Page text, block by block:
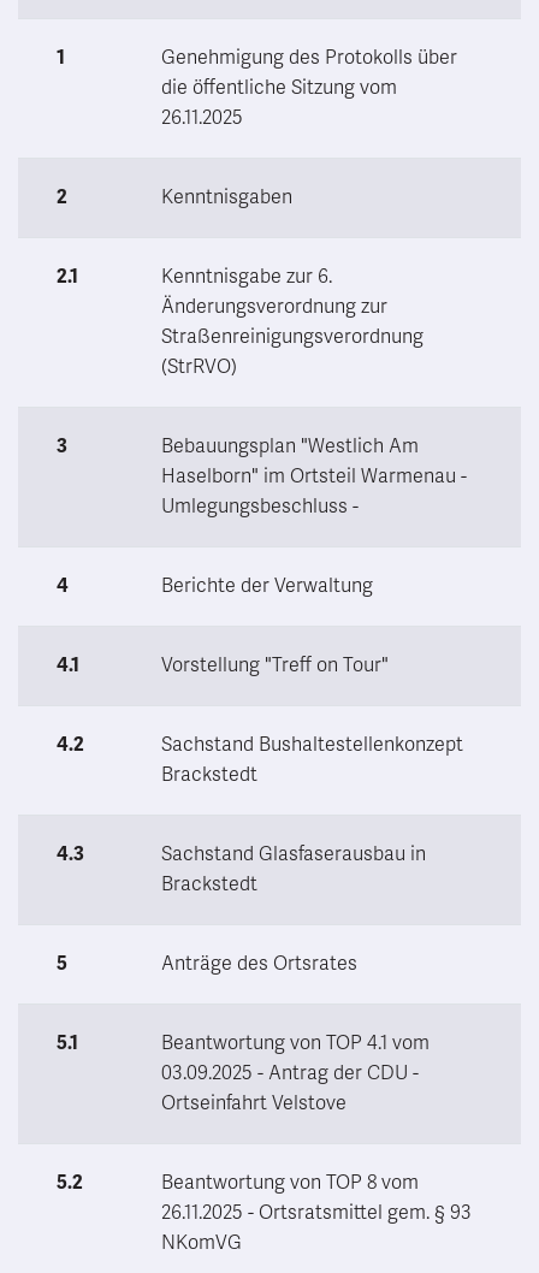
1
Genehmigung des Protokolls über
die öffentliche Sitzung vom
26.11.2025
2 Kenntnisgaben
2.1
Kenntnisgabe zur 6.
Änderungsverordnung zur
Straßenreinigungsverordnung
(StrRVO)
3
Bebauungsplan "Westlich Am
Haselborn" im Ortsteil Warmenau -
Umlegungsbeschluss -
4 Berichte der Verwaltung
4.1 Vorstellung "Treff on Tour"
4.2
Sachstand Bushaltestellenkonzept
Brackstedt
4.3
Sachstand Glasfaserausbau in
Brackstedt
5 Anträge des Ortsrates
5.1
Beantwortung von TOP 4.1 vom
03.09.2025 - Antrag der CDU -
Ortseinfahrt Velstove
5.2
Beantwortung von TOP 8 vom
26.11.2025 - Ortsratsmittel gem. § 93
NKomVG